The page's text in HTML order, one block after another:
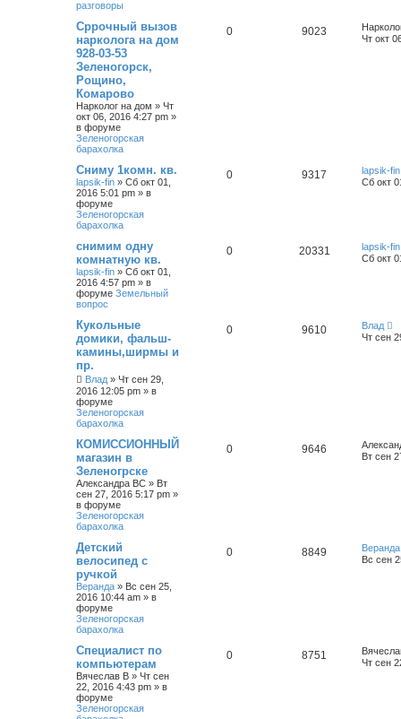
разговоры
Сррочный вызов
нарколога на дом
928-03-53
Зеленогорск,
Рощино,
Комарово
Нарколог на дом » Чт
окт 06, 2016 4:27 pm »
в форуме
Зеленогорская
барахолка
0 9023
Чт окт
Сниму 1комн. кв.
lapsik-fin » Сб окт 01,
2016 5:01 pm » в
форуме
Зеленогорская
барахолка
0 9317
lapsik-fin
Сб окт
снимим одну
комнатную кв.
lapsik-fin » Сб окт 01,
2016 4:57 pm » в
форуме Земельный
вопрос
0 20331
lapsik-fin
Сб окт
Кукольные
домики, фальш-
камины,ширмы и
пр.
Влад » Чт сен 29,
2016 12:05 pm » в
форуме
Зеленогорская
барахолка
0 9610
Влад
Чт сен
КОМИССИОННЫЙ
магазин в
Зеленогрске
Александра ВС » Вт
сен 27, 2016 5:17 pm »
в форуме
Зеленогорская
барахолка
0 9646
Вт сен
Детский
велосипед с
ручкой
Веранда » Вс сен 25,
2016 10:44 am » в
форуме
Зеленогорская
барахолка
0 8849
Веранда
Вс сен
Специалист по
компьютерам
Вячеслав В » Чт сен
22, 2016 4:43 pm » в
форуме
Зеленогорская
0 8751
Чт сен